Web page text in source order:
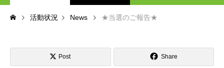
NO選挙カー
活動状況 News ★当選のご報告★
Post Share